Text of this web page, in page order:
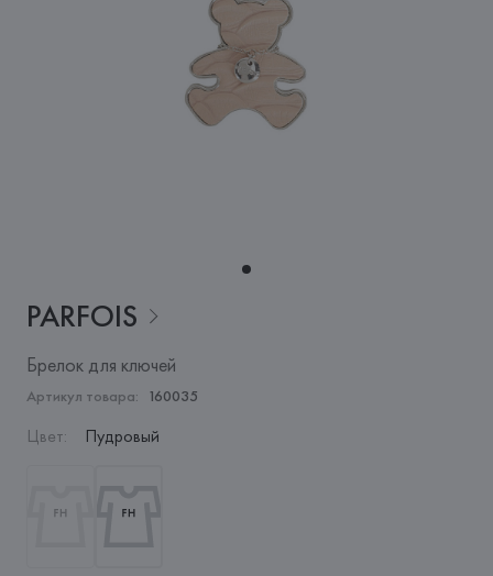
PARFOIS
Брелок для ключей
Артикул товара: 160035
Цвет: Пудровый